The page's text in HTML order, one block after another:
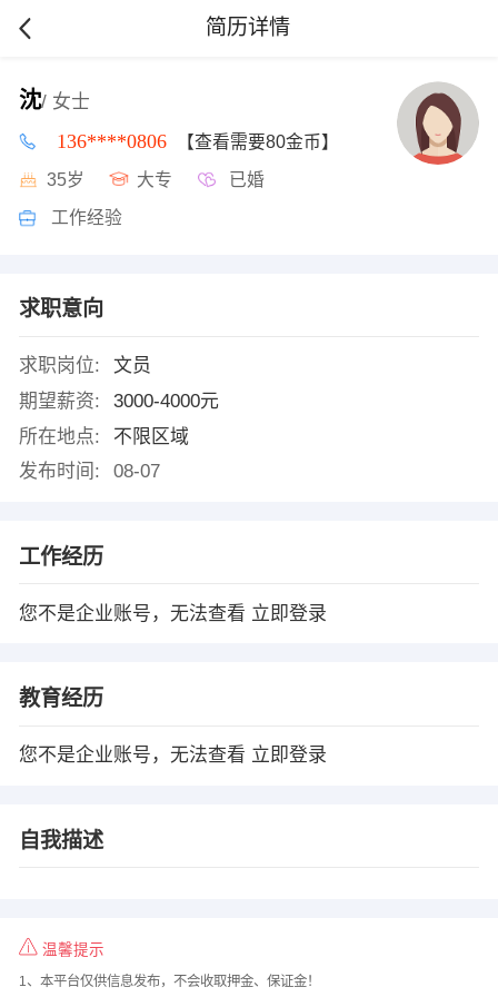
简历详情
沈/ 女士
136****0806 【查看需要80金币】
35岁 大专 已婚
工作经验
求职意向
求职岗位:
文员
期望薪资:
3000-4000元
所在地点:
不限区域
发布时间:
08-07
工作经历
您不是企业账号，无法查看 立即登录
教育经历
您不是企业账号，无法查看 立即登录
自我描述
温馨提示
1、本平台仅供信息发布，不会收取押金、保证金！